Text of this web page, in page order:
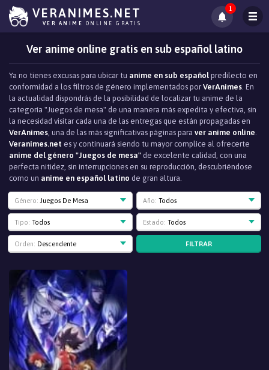
VERANIMES.NET
VER ANIME ONLINE GRATIS
1
Ver anime online gratis en sub español latino
Ya no tienes excusas para ubicar tu anime en sub español predilecto en
conformidad a los filtros de género implementados por VerAnimes. En
la actualidad dispondrás de la posibilidad de localizar tu anime de la
categoría "Juegos de mesa" de una manera más expedita y efectiva, sin
la necesidad visitar cada una de las entregas que están propagadas en
VerAnimes, una de las más significativas páginas para ver anime online.
Veranimes.net es y continuará siendo tu mayor complice al ofrecerte
anime del género "Juegos de mesa" de excelente calidad, con una
perfecta nitidez, sin interrupciones en su reproducción, descubriéndose
como un anime en español latino de gran altura.
Género: Juegos De Mesa Año: Todos
Tipo: Todos Estado: Todos
Orden: Descendente FILTRAR